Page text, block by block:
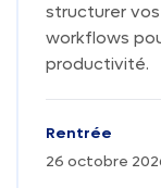
structurer
workflows
productivité.
Rentrée
26 octobre